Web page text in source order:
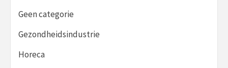
Geen categorie
Gezondheidsindustrie
Horeca